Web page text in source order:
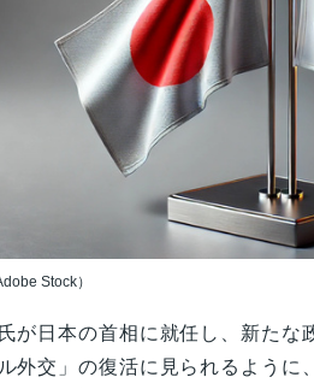
Stock）
が日本の首相に就任し、新たな
ル外交」の復活に見られるよう